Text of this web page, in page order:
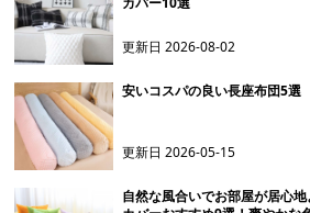
更新日2026-08-02
安いコスパの良い長座布団5選
更新日2026-05-15
自然な風合いでお部屋が居心